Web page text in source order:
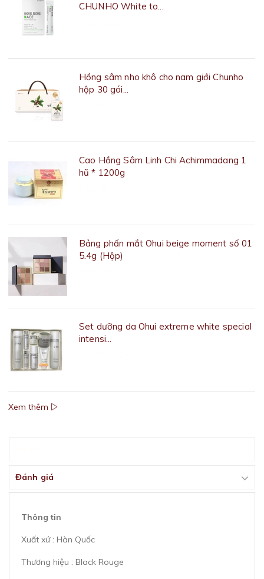
CHUNHO White to...
Hồng sâm nho khô cho nam giới Chunho
hộp 30 gói...
Cao Hồng Sâm Linh Chi Achimmadang 1
hũ * 1200g
Bảng phấn mắt Ohui beige moment số 01
5.4g (Hộp)
Set dưỡng da Ohui extreme white special
intensi...
Xem thêm
Đánh giá
Thông tin
Xuất xứ : Hàn Quốc
Thương hiệu : Black Rouge